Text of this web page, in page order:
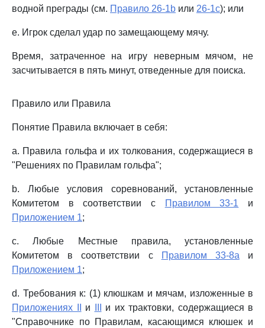
водной преграды (см. Правило 26-1b или 26-1c); или
e. Игрок сделал удар по замещающему мячу.
Время, затраченное на игру неверным мячом, не
засчитывается в пять минут, отведенные для поиска.
Правило или Правила
Понятие Правила включает в себя:
a. Правила гольфа и их толкования, содержащиеся в
"Решениях по Правилам гольфа";
b. Любые условия соревнований, установленные
Комитетом в соответствии с
Правилом 33-1 и
Приложением 1;
c. Любые Местные правила, установленные
Комитетом в соответствии с
Правилом 33-8a и
Приложением 1;
d. Требования к: (1) клюшкам и мячам, изложенные в
Приложениях II
и
и их трактовки, содержащиеся в
"Справочнике по Правилам, касающимся клюшек и